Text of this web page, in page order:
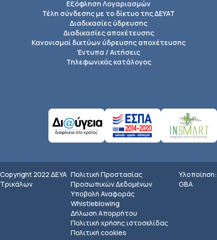
Εξόφληση Λογαριασμών
Τέλη σύνδεσης με το δίκτυο της ΔΕΥΑΤ
Διαδικασίες ύδρευσης
Διαδικασίες αποχέτευσης
Κανονισμοί δικτύων ύδρευσης αποχέτευσης
Έντυπα / Αιτήσεις
Τηλεφωνικός κατάλογος
Copyright 2022 ΔEYA
Τρικάλων
Πολιτική Προστασίας
Προσωπικών Δεδομένων
Υποβολή Αναφοράς
Whistleblowing
Δήλωση Απορρήτου
Πολιτική χρήσης ιστοσελίδας
Πολιτική cookies
Υλοποίηση:
GBA